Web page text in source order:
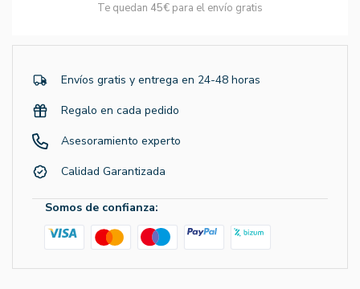
Te quedan 45€ para el envío gratis
Envíos gratis y entrega en 24-48 horas
Regalo en cada pedido
Asesoramiento experto
Calidad Garantizada
Somos de confianza: